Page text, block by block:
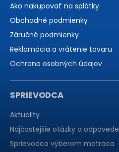
Ako nakupovať na splátky
Obchodné podmienky
Záručné podmienky
Reklamácia a vrátenie tovaru
Ochrana osobných údajov
SPRIEVODCA
Aktuality
Najčastejšie otázky a odpovede
Sprievodca výberom matraca